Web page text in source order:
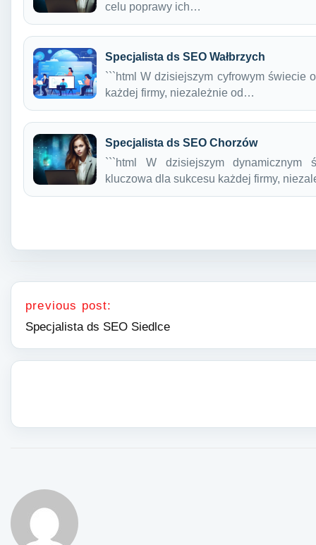
celu poprawy ich…
Specjalista ds SEO Wałbrzych
```html W dzisiejszym cyfrowym świecie
każdej firmy, niezależnie od…
Specjalista ds SEO Chorzów
```html W dzisiejszym dynamicznym
kluczowa dla sukcesu każdej firmy,
Nawigacja wpisu
previous post:
Specjalista ds SEO Siedlce